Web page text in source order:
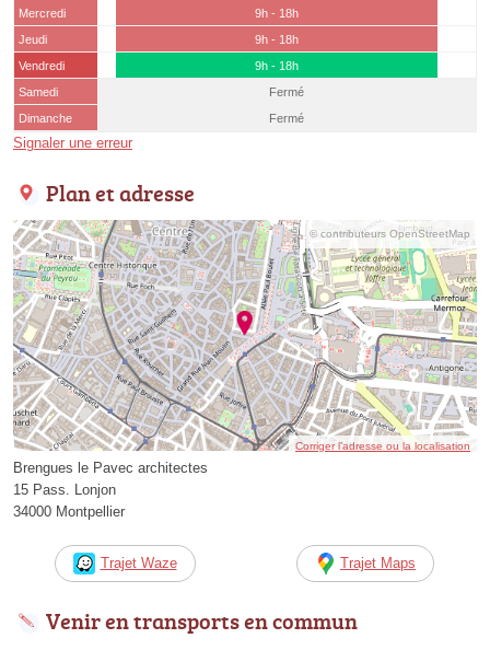
Mercredi
9h - 18h
Jeudi
9h - 18h
Vendredi
9h - 18h
Samedi
Fermé
Dimanche
Fermé
Signaler une erreur
Plan et adresse
© contributeurs OpenStreetMap
Corriger l’adresse ou la localisation
Brengues le Pavec architectes
15 Pass. Lonjon
34000 Montpellier
Trajet Waze Trajet Maps
Venir en transports en commun